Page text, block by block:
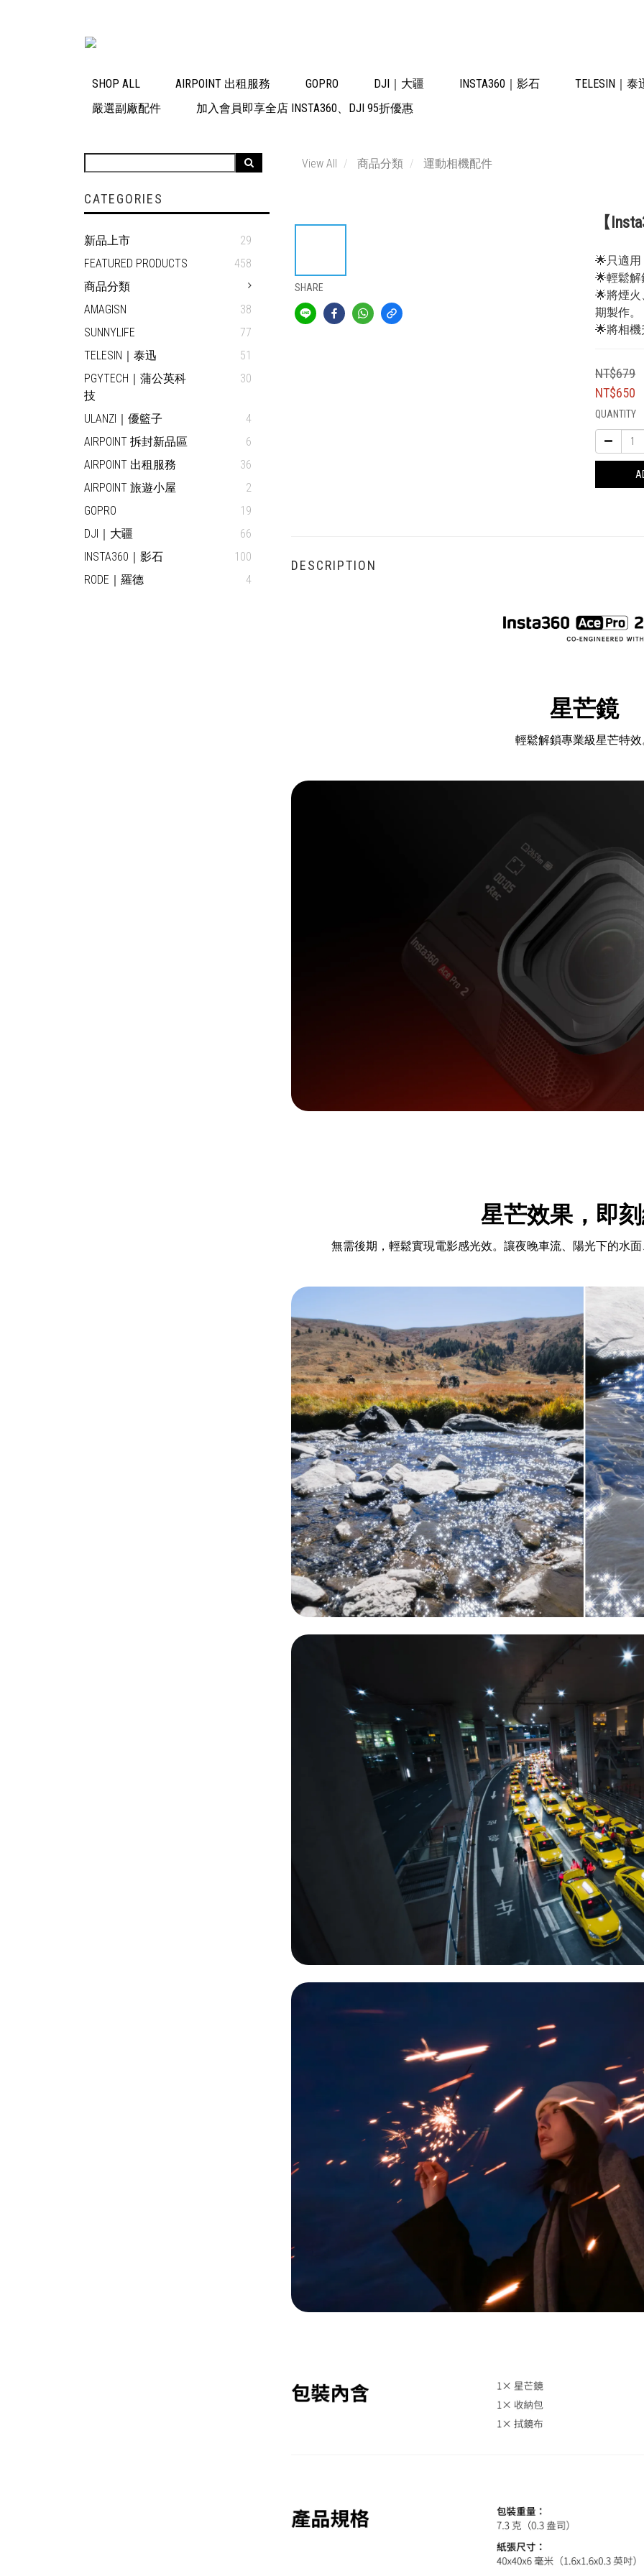
SHOP ALL AIRPOINT 出租服務 GOPRO DJI｜大疆 INSTA360｜影石
TELESIN｜泰
嚴選副廠配件
加入會員即享全店 INSTA360、DJI 95折優惠
CATEGORIES
新品上市
29
FEATURED PRODUCTS
458
商品分類
AMAGISN
38
SUNNYLIFE
77
TELESIN｜泰迅
51
PGYTECH｜蒲公英科
技
30
ULANZI｜優籃子
4
AIRPOINT 拆封新品區
6
AIRPOINT 出租服務
36
AIRPOINT 旅遊小屋
2
GOPRO
19
DJI｜大疆
66
INSTA360｜影石
100
RODE｜羅德
4
View All 商品分類 運動相機配件
SHARE
【
🌟只適用
🌟輕鬆
🌟將煙
期製作。
🌟將相
NT$679
NT$650
QUANTITY
DESCRIPTION
星芒鏡
輕鬆解鎖專業級星芒特
星芒效果，即
無需後期，輕鬆實現電影感光效。讓夜晚車流、陽光下的水